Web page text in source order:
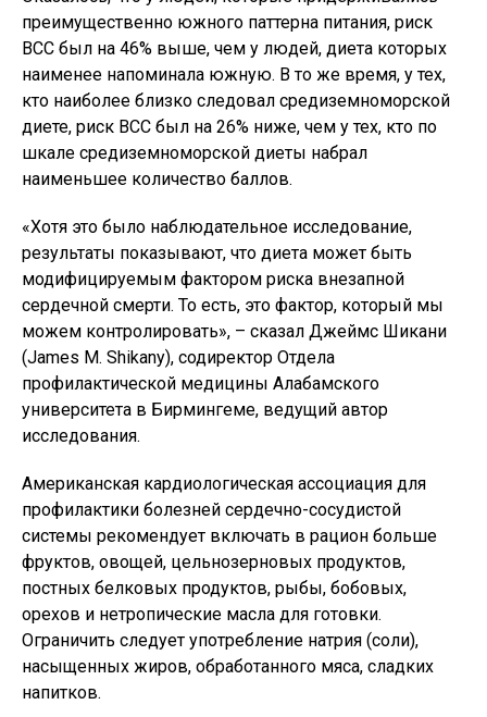
преимущественно южного паттерна питания, риск
ВСС был на 46% выше, чем у людей, диета которых
наименее напоминала южную. В то же время, у тех,
кто наиболее близко следовал средиземноморской
диете, риск ВСС был на 26% ниже, чем у тех, кто по
шкале средиземноморской диеты набрал
наименьшее количество баллов.
«Хотя это было наблюдательное исследование,
результаты показывают, что диета может быть
модифицируемым фактором риска внезапной
сердечной смерти. То есть, это фактор, который мы
можем контролировать», – сказал Джеймс Шикани
(James M. Shikany), содиректор Отдела
профилактической медицины Алабамского
университета в Бирмингеме, ведущий автор
исследования.
Американская кардиологическая ассоциация для
профилактики болезней сердечно-сосудистой
системы рекомендует включать в рацион больше
фруктов, овощей, цельнозерновых продуктов,
постных белковых продуктов, рыбы, бобовых,
орехов и нетропические масла для готовки.
Ограничить следует употребление натрия (соли),
насыщенных жиров, обработанного мяса, сладких
напитков.